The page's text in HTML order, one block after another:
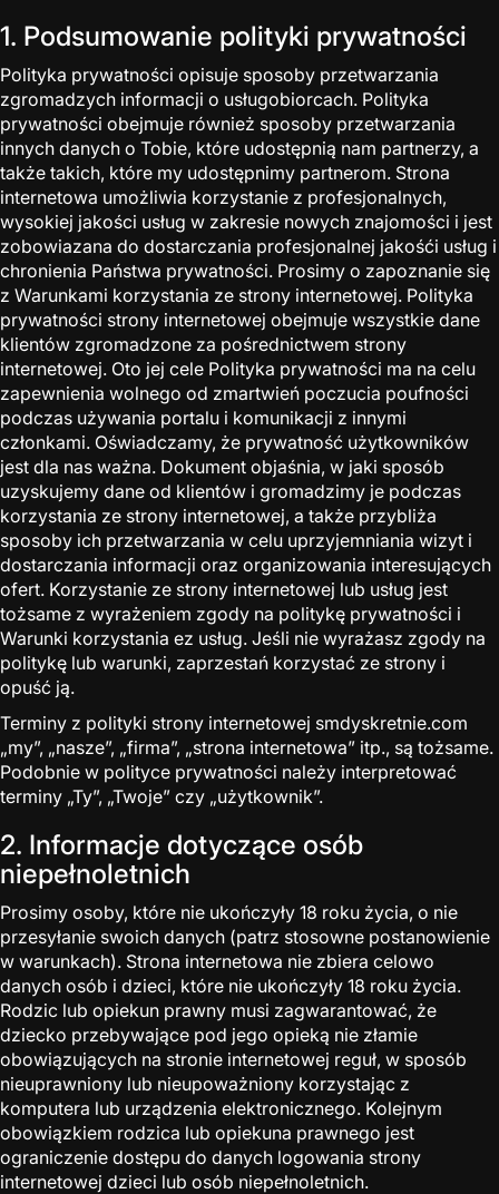
1. Podsumowanie polityki prywatności
Polityka prywatności opisuje sposoby przetwarzania
zgromadzych informacji o usługobiorcach. Polityka
prywatności obejmuje również sposoby przetwarzania
innych danych o Tobie, które udostępnią nam partnerzy, a
także takich, które my udostępnimy partnerom. Strona
internetowa umożliwia korzystanie z profesjonalnych,
wysokiej jakości usług w zakresie nowych znajomości i jest
zobowiazana do dostarczania profesjonalnej jakośći usług i
chronienia Państwa prywatności. Prosimy o zapoznanie się
z Warunkami korzystania ze strony internetowej. Polityka
prywatności strony internetowej obejmuje wszystkie dane
klientów zgromadzone za pośrednictwem strony
internetowej. Oto jej cele Polityka prywatności ma na celu
zapewnienia wolnego od zmartwień poczucia poufności
podczas używania portalu i komunikacji z innymi
członkami. Oświadczamy, że prywatność użytkowników
jest dla nas ważna. Dokument objaśnia, w jaki sposób
uzyskujemy dane od klientów i gromadzimy je podczas
korzystania ze strony internetowej, a także przybliża
sposoby ich przetwarzania w celu uprzyjemniania wizyt i
dostarczania informacji oraz organizowania interesujących
ofert. Korzystanie ze strony internetowej lub usług jest
tożsame z wyrażeniem zgody na politykę prywatności i
Warunki korzystania ez usług. Jeśli nie wyrażasz zgody na
politykę lub warunki, zaprzestań korzystać ze strony i
opuść ją.
Terminy z polityki strony internetowej smdyskretnie.com
„my”, „nasze”, „firma”, „strona internetowa” itp., są tożsame.
Podobnie w polityce prywatności należy interpretować
terminy „Ty”, „Twoje” czy „użytkownik”.
2. Informacje dotyczące osób
niepełnoletnich
Prosimy osoby, które nie ukończyły 18 roku życia, o nie
przesyłanie swoich danych (patrz stosowne postanowienie
w warunkach). Strona internetowa nie zbiera celowo
danych osób i dzieci, które nie ukończyły 18 roku życia.
Rodzic lub opiekun prawny musi zagwarantować, że
dziecko przebywające pod jego opieką nie złamie
obowiązujących na stronie internetowej reguł, w sposób
nieuprawniony lub nieupoważniony korzystając z
komputera lub urządzenia elektronicznego. Kolejnym
obowiązkiem rodzica lub opiekuna prawnego jest
ograniczenie dostępu do danych logowania strony
internetowej dzieci lub osób niepełnoletnich.